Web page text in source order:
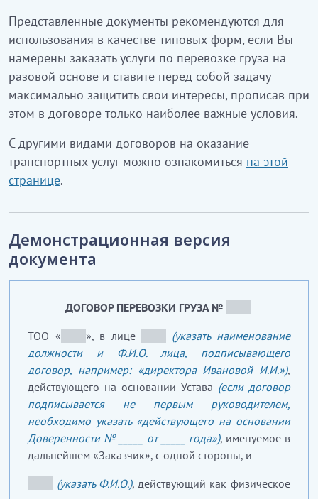
Представленные документы рекомендуются для
использования в качестве типовых форм, если Вы
намерены заказать услуги по перевозке груза на
разовой основе и ставите перед собой задачу
максимально защитить свои интересы, прописав при
этом в договоре только наиболее важные условия.
С другими видами договоров на оказание
транспортных услуг можно ознакомиться на этой
странице.
Демонстрационная версия
документа
ДОГОВОР ПЕРЕВОЗКИ ГРУЗА №
ТОО «
», в лице
(указать наименование
должности и Ф.И.О. лица, подписывающего
договор, например: «директора Ивановой И.И.»),
действующего на основании Устава (если договор
подписывается не первым руководителем,
необходимо указать «действующего на основании
Доверенности № _____ от _____ года»), именуемое в
дальнейшем «Заказчик», с одной стороны, и
(указать Ф.И.О.), действующий как физическое